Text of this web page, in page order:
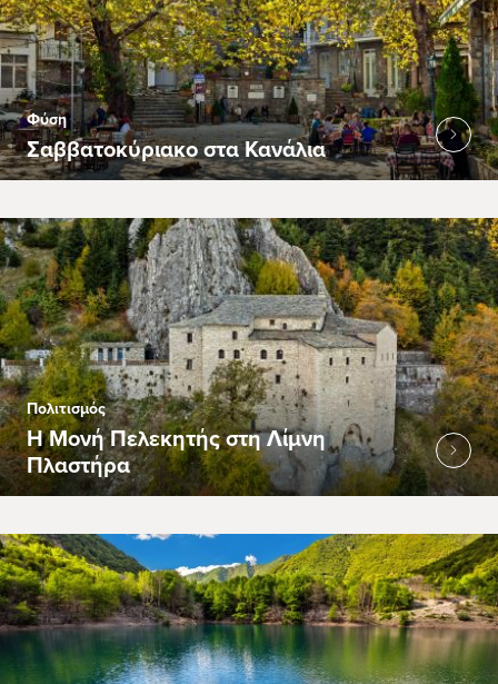
Φύση
Σαββατοκύριακο στα Κανάλια
Πολιτισμός
Η Μονή Πελεκητής στη Λίμνη
Πλαστήρα